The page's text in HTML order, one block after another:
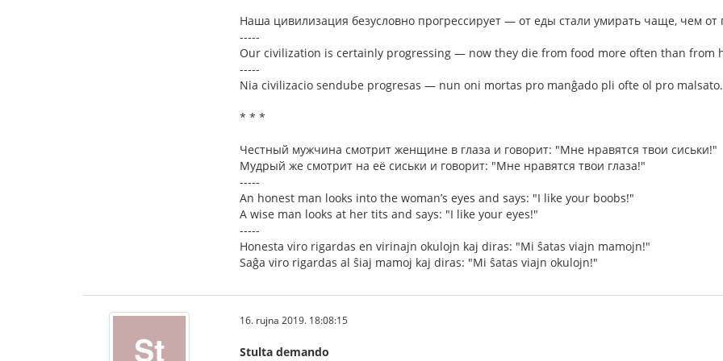
Наша цивилизация безусловно прогрессирует — от еды стали умирать чаще, чем от
-----
Our civilization is certainly progressing — now they die from food more often than from
-----
Nia civilizacio sendube progresas — nun oni mortas pro manĝado pli ofte ol pro malsato.
* * *
Честный мужчина смотрит женщине в глаза и говорит: "Мне нравятся твои сиськи!"
Мудрый же смотрит на её сиськи и говорит: "Мне нравятся твои глаза!"
-----
An honest man looks into the woman’s eyes and says: "I like your boobs!"
A wise man looks at her tits and says: "I like your eyes!"
-----
Honesta viro rigardas en virinajn okulojn kaj diras: "Mi ŝatas viajn mamojn!"
Saĝa viro rigardas al ŝiaj mamoj kaj diras: "Mi ŝatas viajn okulojn!"
16. rujna 2019. 18:08:15
Stulta demando